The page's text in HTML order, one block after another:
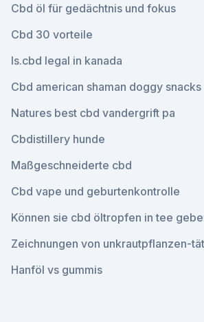
Cbd öl für gedächtnis und fokus
Cbd 30 vorteile
Is.cbd legal in kanada
Cbd american shaman doggy snacks
Natures best cbd vandergrift pa
Cbdistillery hunde
Maßgeschneiderte cbd
Cbd vape und geburtenkontrolle
Können sie cbd öltropfen in tee
Zeichnungen von unkrautpflanzen-
Hanföl vs gummis